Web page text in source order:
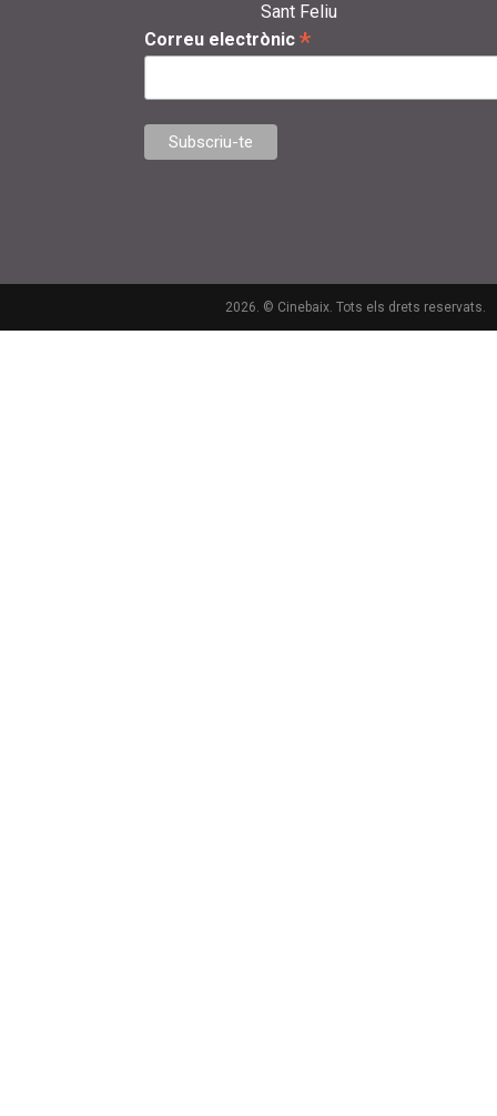
Sant Feliu
Correu electrònic *
2026. © Cinebaix. Tots els drets reservats.